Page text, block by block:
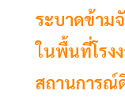
ระบาดข้าม
ในพื้นที่โรง
สถานการณ์